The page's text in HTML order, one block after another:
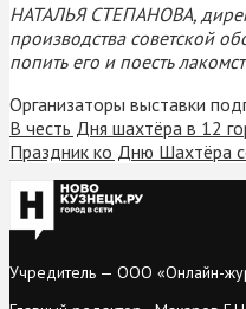
НАТАЛЬЯ СТЕПАНОВА,
производства советской
попить его и поесть
Организаторы выставки
В честь Дня шахтёра в 12
Праздник ко Дню Шахтёра
Учредитель — ООО «Онлайн-